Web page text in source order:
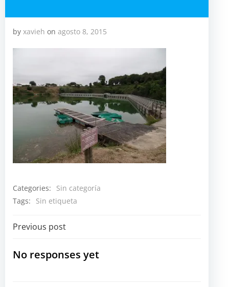
by xavieh on agosto 8, 2015
Categories:
Sin categoría
Tags:
Sin etiqueta
Navegación
por
Previous post
No responses yet